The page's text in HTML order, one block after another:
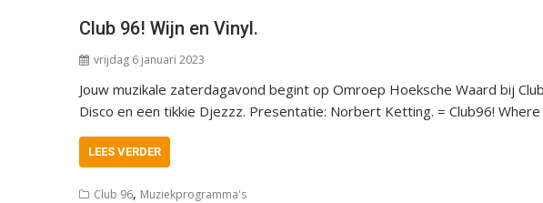
Club 96! Wijn en Vinyl.
vrijdag 6 januari 2023
Jouw muzikale zaterdagavond begint op Omroep Hoeksche Waard bij
Disco en een tikkie Djezzz. Presentatie: Norbert Ketting. = Club96!
LEES VERDER
Club 96, Muziekprogramma's